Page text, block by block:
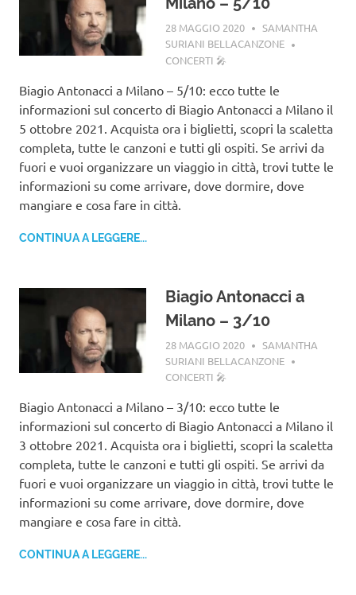
28 MAGGIO 2020
SAMANTHA
SURIANI BELLACANZONE
CONCERTI 🎤
Biagio Antonacci a Milano – 5/10: ecco tutte le
informazioni sul concerto di Biagio Antonacci a Milano il
5 ottobre 2021. Acquista ora i biglietti, scopri la scaletta
completa, tutte le canzoni e tutti gli ospiti. Se arrivi da
fuori e vuoi organizzare un viaggio in città, trovi tutte le
informazioni su come arrivare, dove dormire, dove
mangiare e cosa fare in città.
CONTINUA A LEGGERE...
Biagio Antonacci a
Milano – 3/10
28 MAGGIO 2020
SAMANTHA
SURIANI BELLACANZONE
CONCERTI 🎤
Biagio Antonacci a Milano – 3/10: ecco tutte le
informazioni sul concerto di Biagio Antonacci a Milano il
3 ottobre 2021. Acquista ora i biglietti, scopri la scaletta
completa, tutte le canzoni e tutti gli ospiti. Se arrivi da
fuori e vuoi organizzare un viaggio in città, trovi tutte le
informazioni su come arrivare, dove dormire, dove
mangiare e cosa fare in città.
CONTINUA A LEGGERE...